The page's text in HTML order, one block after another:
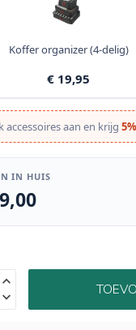
Koffer organizer (4-delig)
€ 19,95
accessoires aan en krijg
IN HUIS